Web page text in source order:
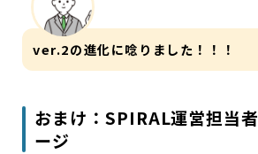
ver.2の進化に唸りました！！！
おまけ：SPIRAL運営担当
ージ